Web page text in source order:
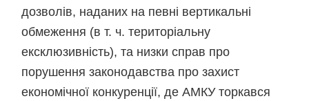
дозволів, наданих на певні вертикальні
обмеження (в т. ч. територіальну
ексклюзивність), та низки справ про
порушення законодавства про захист
економічної конкуренції, де АМКУ торкався